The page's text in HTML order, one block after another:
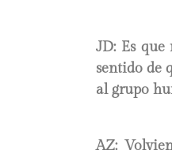
JD:Es que
sentido de
al grupo
AZ: